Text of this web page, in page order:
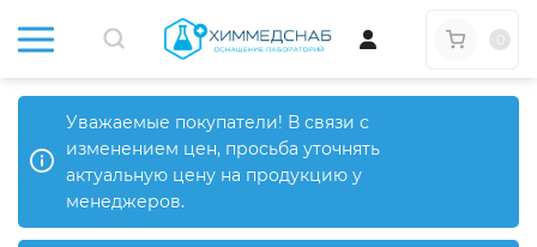
Уважаемые покупатели! В связи с
изменением цен, просьба уточнять
актуальную цену на продукцию у
менеджеров.